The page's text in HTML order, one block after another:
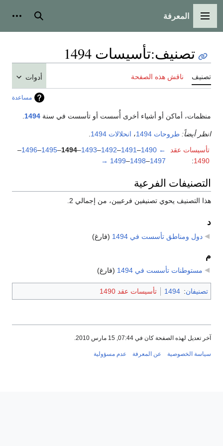
القائمة الرئيسية
المعرفة بحث
تصنيف:تأسيسات 1494
تصنيف ناقش هذه الصفحة أدوات
مساعدة
منظمات، أماكن أو أشياء أخرى أُسست أو تأسست في سنة 1494
انظر أيضاً: طروحات 1494 ، انحلالات 1494
تأسيسات عقد
1490
:
←
1490
–
1491
–
1492
–
1493
–
1494
–
1495
–
1496
–
1497
–
1498
–
1499
→
التصنيفات الفرعية
هذا التصنيف يحوي تصنيفين فرعيين، من إجمالي 2.
د
دول ومناطق تأسست في 1494 (فارغ)
م
مستوطنات تأسست في 1494 (فارغ)
تصنيفان:
1494 تأسيسات عقد 1490
آخر تعديل لهذه الصفحة كان في 07:44, 15 مارس 2010.
سياسة الخصوصية عن المعرفة عدم مسؤولية